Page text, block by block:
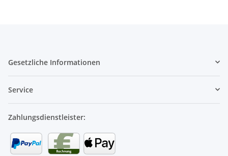
Gesetzliche Informationen
Service
Zahlungsdienstleister: